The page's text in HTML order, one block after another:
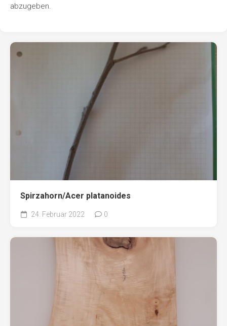
abzugeben.
Spirzahorn/Acer platanoides
24. Februar 2022 0